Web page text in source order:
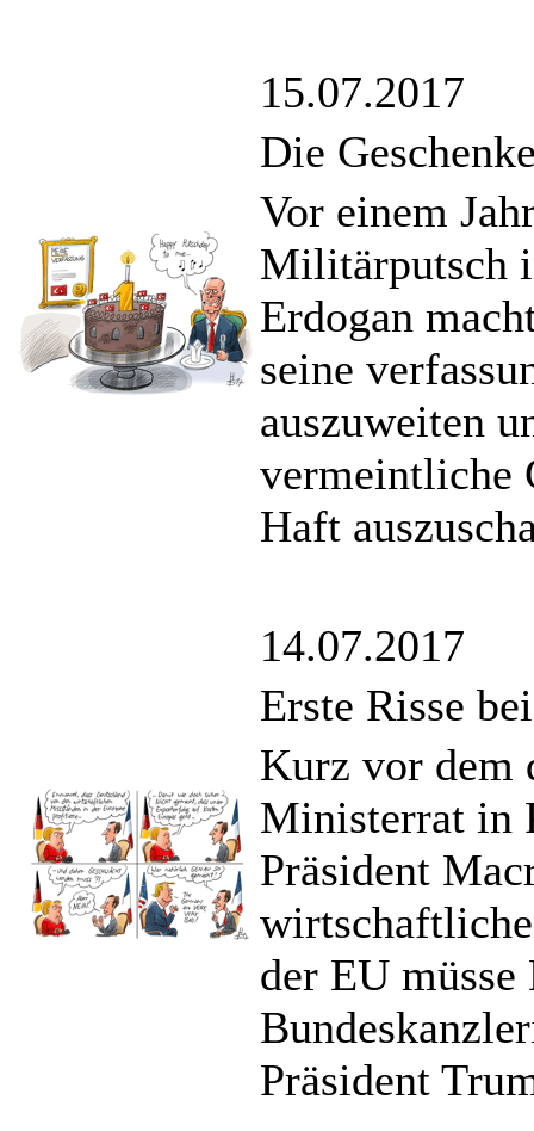
15.07.2017
Die
Vor einem
Militärputsch
Erdogan
seine
auszuweiten
vermeintliche
Haft
14.07.2017
Erste Risse
Kurz vor dem
Ministerrat in
Präsident
der EU müsse
Präsident